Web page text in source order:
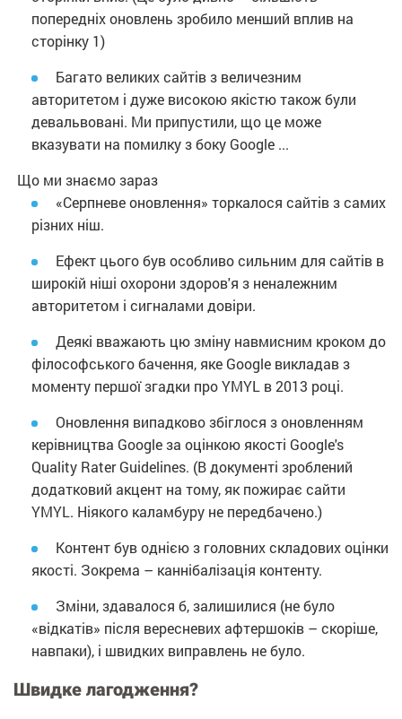
попередніх оновлень зробило менший вплив на
сторінку 1)
Багато великих сайтів з величезним
авторитетом і дуже високою якістю також були
девальвовані. Ми припустили, що це може
вказувати на помилку з боку Google ...
Що ми знаємо зараз
«Серпневе оновлення» торкалося сайтів з самих
різних ніш.
Ефект цього був особливо сильним для сайтів в
широкій ніші охорони здоров'я з неналежним
авторитетом і сигналами довіри.
Деякі вважають цю зміну навмисним кроком до
філософського бачення, яке Google викладав з
моменту першої згадки про YMYL в 2013 році.
Оновлення випадково збіглося з оновленням
керівництва Google за оцінкою якості Google's
Quality Rater Guidelines. (В документі зроблений
додатковий акцент на тому, як пожирає сайти
YMYL. Ніякого каламбуру не передбачено.)
Контент був однією з головних складових оцінки
якості. Зокрема – каннібалізація контенту.
Зміни, здавалося б, залишилися (не було
«відкатів» після вересневих афтершоків – скоріше,
навпаки), і швидких виправлень не було.
Швидке лагодження?